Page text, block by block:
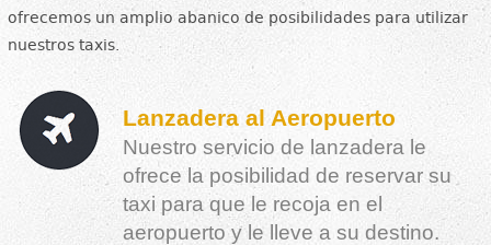
ofrecemos un amplio abanico de posibilidades para utilizar
nuestros taxis.
Lanzadera al Aeropuerto
Nuestro servicio de lanzadera le
ofrece la posibilidad de reservar su
taxi para que le recoja en el
aeropuerto y le lleve a su destino.